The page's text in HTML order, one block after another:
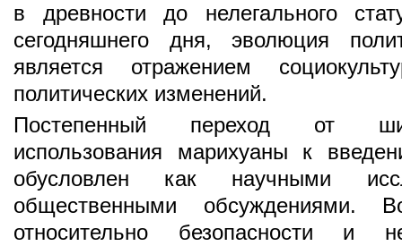
в древности до нелегального
сегодняшнего дня, эволюция
является отражением
политических изменений.
Постепенный переход от
использования марихуаны к
обусловлен как научными
общественными обсуждениями.
относительно безопасности и